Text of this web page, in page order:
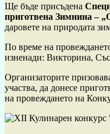
Ще бъде присъдена
приготвена Зимнина –
даровете на природата
По време на
изненади: Викторина,
Организаторите
участва, да донесе
на провеждането на